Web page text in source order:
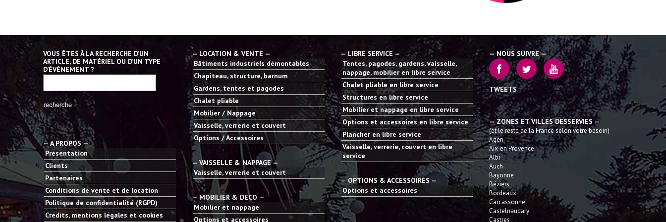
VOUS ÊTES À LA RECHERCHE D’UN
ARTICLE, DE MATÉRIEL OU D’UN TYPE
D’ÉVÉNEMENT ?
— A PROPOS —
Présentation
Clients
Partenaires
Conditions de vente et de location
Politique de confidentialité (RGPD)
Crédits, mentions légales et cookies
— LOCATION & VENTE —
Bâtiments industriels démontables
Chapiteau, structure, barnum
Gardens, tentes et pagodes
Chalet pliable
Mobilier / Nappage
Vaisselle, verrerie et couvert
Options / Accessoires
— VAISSELLE & NAPPAGE —
Vaisselle, verrerie et couvert
— MOBILIER & DECO —
Mobilier et nappage
Options et accessoires
— LIBRE SERVICE —
Tentes, pagodes, gardens, vaisselle,
nappage, mobilier en libre service
Chalet pliable en libre service
Structures en libre service
Mobilier et nappage en libre service
Options et accessoires en libre service
Plancher en libre service
Vaisselle, verrerie, couvert en libre
service
— OPTIONS & ACCESSOIRES —
Options et accessoires
— NOUS SUIVRE —
TWEETS
— ZONES ET VILLES DESSERVIES —
(et le reste de la France selon votre besoin)
Agen
Aix-en Provence
Albi
Auch
Bayonne
Béziers
Bordeaux
Carcassonne
Castelnaudary
Castres